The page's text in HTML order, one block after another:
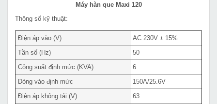
Máy hàn que Maxi 120
Thông số kỹ thuật:
Điện áp vào (V)
AC 230V ± 15%
Tần số (Hz)
50
Công suất định mức (KVA)
6
Dòng vào định mức
150A/25.6V
Điện áp không tải (V)
63